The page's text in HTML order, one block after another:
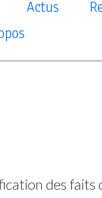
Actus
des